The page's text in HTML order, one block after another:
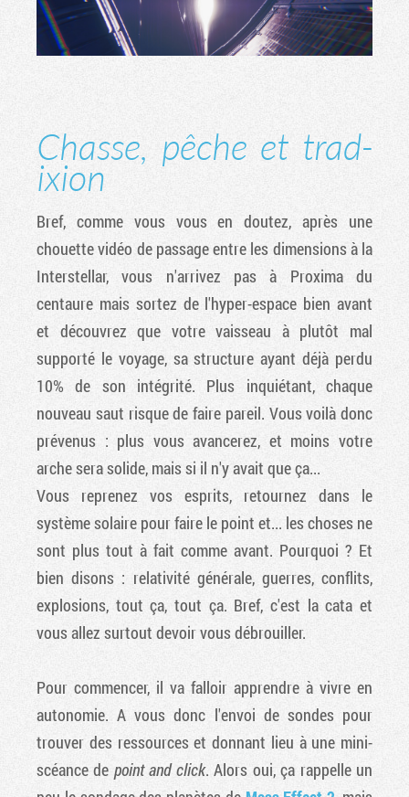
Chasse, pêche et trad-
ixion
Bref, comme vous vous en doutez, après une
chouette vidéo de passage entre les dimensions à la
Interstellar, vous n'arrivez pas à Proxima du
centaure mais sortez de l'hyper-espace bien avant
et découvrez que votre vaisseau à plutôt mal
supporté le voyage, sa structure ayant déjà perdu
10% de son intégrité. Plus inquiétant, chaque
nouveau saut risque de faire pareil. Vous voilà donc
prévenus : plus vous avancerez, et moins votre
arche sera solide, mais si il n'y avait que ça...
Vous reprenez vos esprits, retournez dans le
système solaire pour faire le point et... les choses ne
sont plus tout à fait comme avant. Pourquoi ? Et
bien disons : relativité générale, guerres, conflits,
explosions, tout ça, tout ça. Bref, c'est la cata et
vous allez surtout devoir vous débrouiller.
Pour commencer, il va falloir apprendre à vivre en
autonomie. A vous donc l'envoi de sondes pour
trouver des ressources et donnant lieu à une mini-
scéance de point and click. Alors oui, ça rappelle un